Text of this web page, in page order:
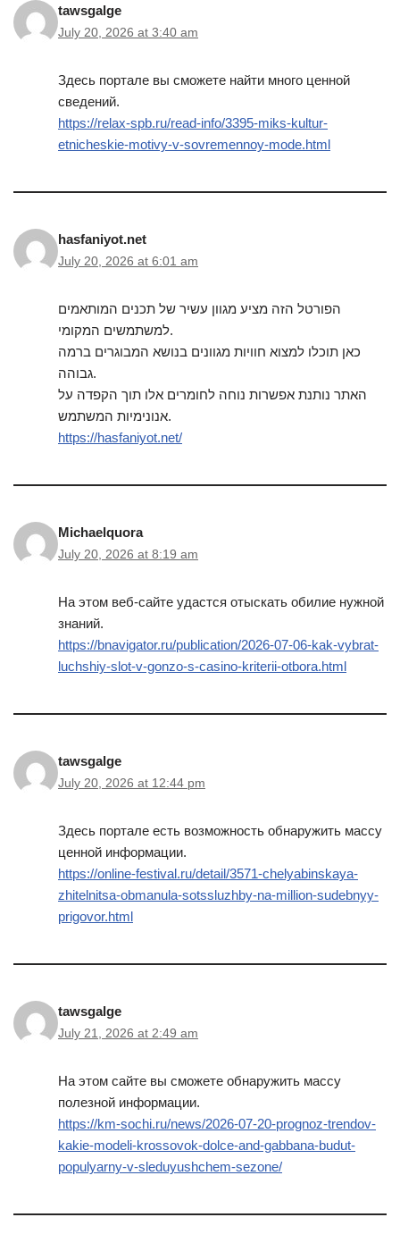
tawsgalge
July 20, 2026 at 3:40 am
Здесь портале вы сможете найти много ценной
сведений.
https://relax-spb.ru/read-info/3395-miks-kultur-
etnicheskie-motivy-v-sovremennoy-mode.html
hasfaniyot.net
July 20, 2026 at 6:01 am
הפורטל הזה מציע מגוון עשיר של תכנים המותאמים
למשתמשים המקומי.
כאן תוכלו למצוא חוויות מגוונים בנושא המבוגרים ברמה
גבוהה.
האתר נותנת אפשרות נוחה לחומרים אלו תוך הקפדה על
אנונימיות המשתמש.
https://hasfaniyot.net/
Michaelquora
July 20, 2026 at 8:19 am
На этом веб-сайте удастся отыскать обилие нужной
знаний.
https://bnavigator.ru/publication/2026-07-06-kak-vybrat-
luchshiy-slot-v-gonzo-s-casino-kriterii-otbora.html
tawsgalge
July 20, 2026 at 12:44 pm
Здесь портале есть возможность обнаружить массу
ценной информации.
https://online-festival.ru/detail/3571-chelyabinskaya-
zhitelnitsa-obmanula-sotssluzhby-na-million-sudebnyy-
prigovor.html
tawsgalge
July 21, 2026 at 2:49 am
На этом сайте вы сможете обнаружить массу
полезной информации.
https://km-sochi.ru/news/2026-07-20-prognoz-trendov-
kakie-modeli-krossovok-dolce-and-gabbana-budut-
populyarny-v-sleduyushchem-sezone/